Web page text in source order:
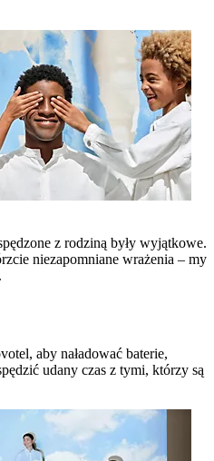
z rodziną były wyjątkowe.
niezapomniane wrażenia – my
aby naładować baterie,
udany czas z tymi, którzy są